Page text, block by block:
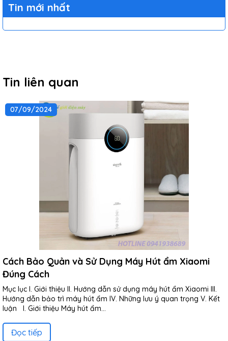
Tin mới nhất
Tin liên quan
07/09/2024
Cách Bảo Quản và Sử Dụng Máy Hút ẩm Xiaomi
Đúng Cách
Mục lục I. Giới thiệu II. Hướng dẫn sử dụng máy hút ẩm Xiaomi III.
Hướng dẫn bảo trì máy hút ẩm IV. Những lưu ý quan trọng V. Kết
luận I. Giới thiệu Máy hút ẩm...
Đọc tiếp